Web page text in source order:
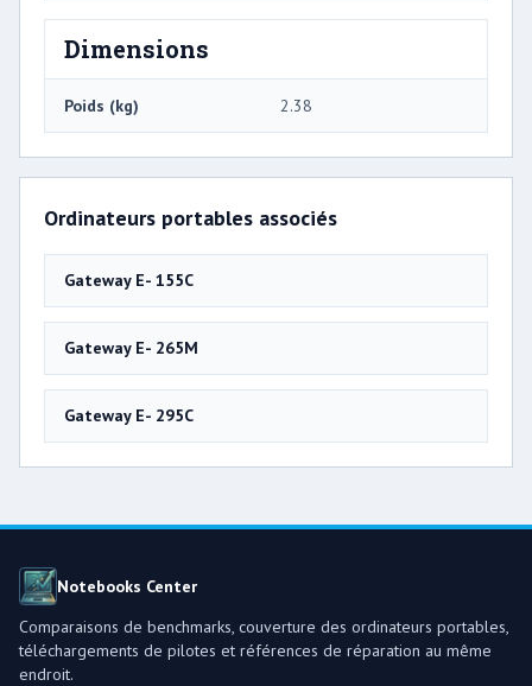
Dimensions
Poids (kg) 2.38
Ordinateurs portables associés
Gateway E- 155C
Gateway E- 265M
Gateway E- 295C
Notebooks Center
Comparaisons de benchmarks, couverture des ordinateurs portables,
téléchargements de pilotes et références de réparation au même
endroit.